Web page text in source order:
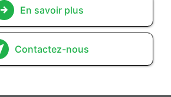
En savoir plus
Contactez-nous